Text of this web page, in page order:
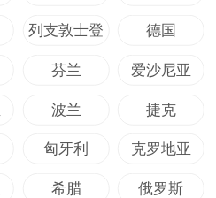
列支敦士登 德国
芬兰 爱沙尼亚
波兰 捷克
匈牙利 克罗地亚
希腊 俄罗斯